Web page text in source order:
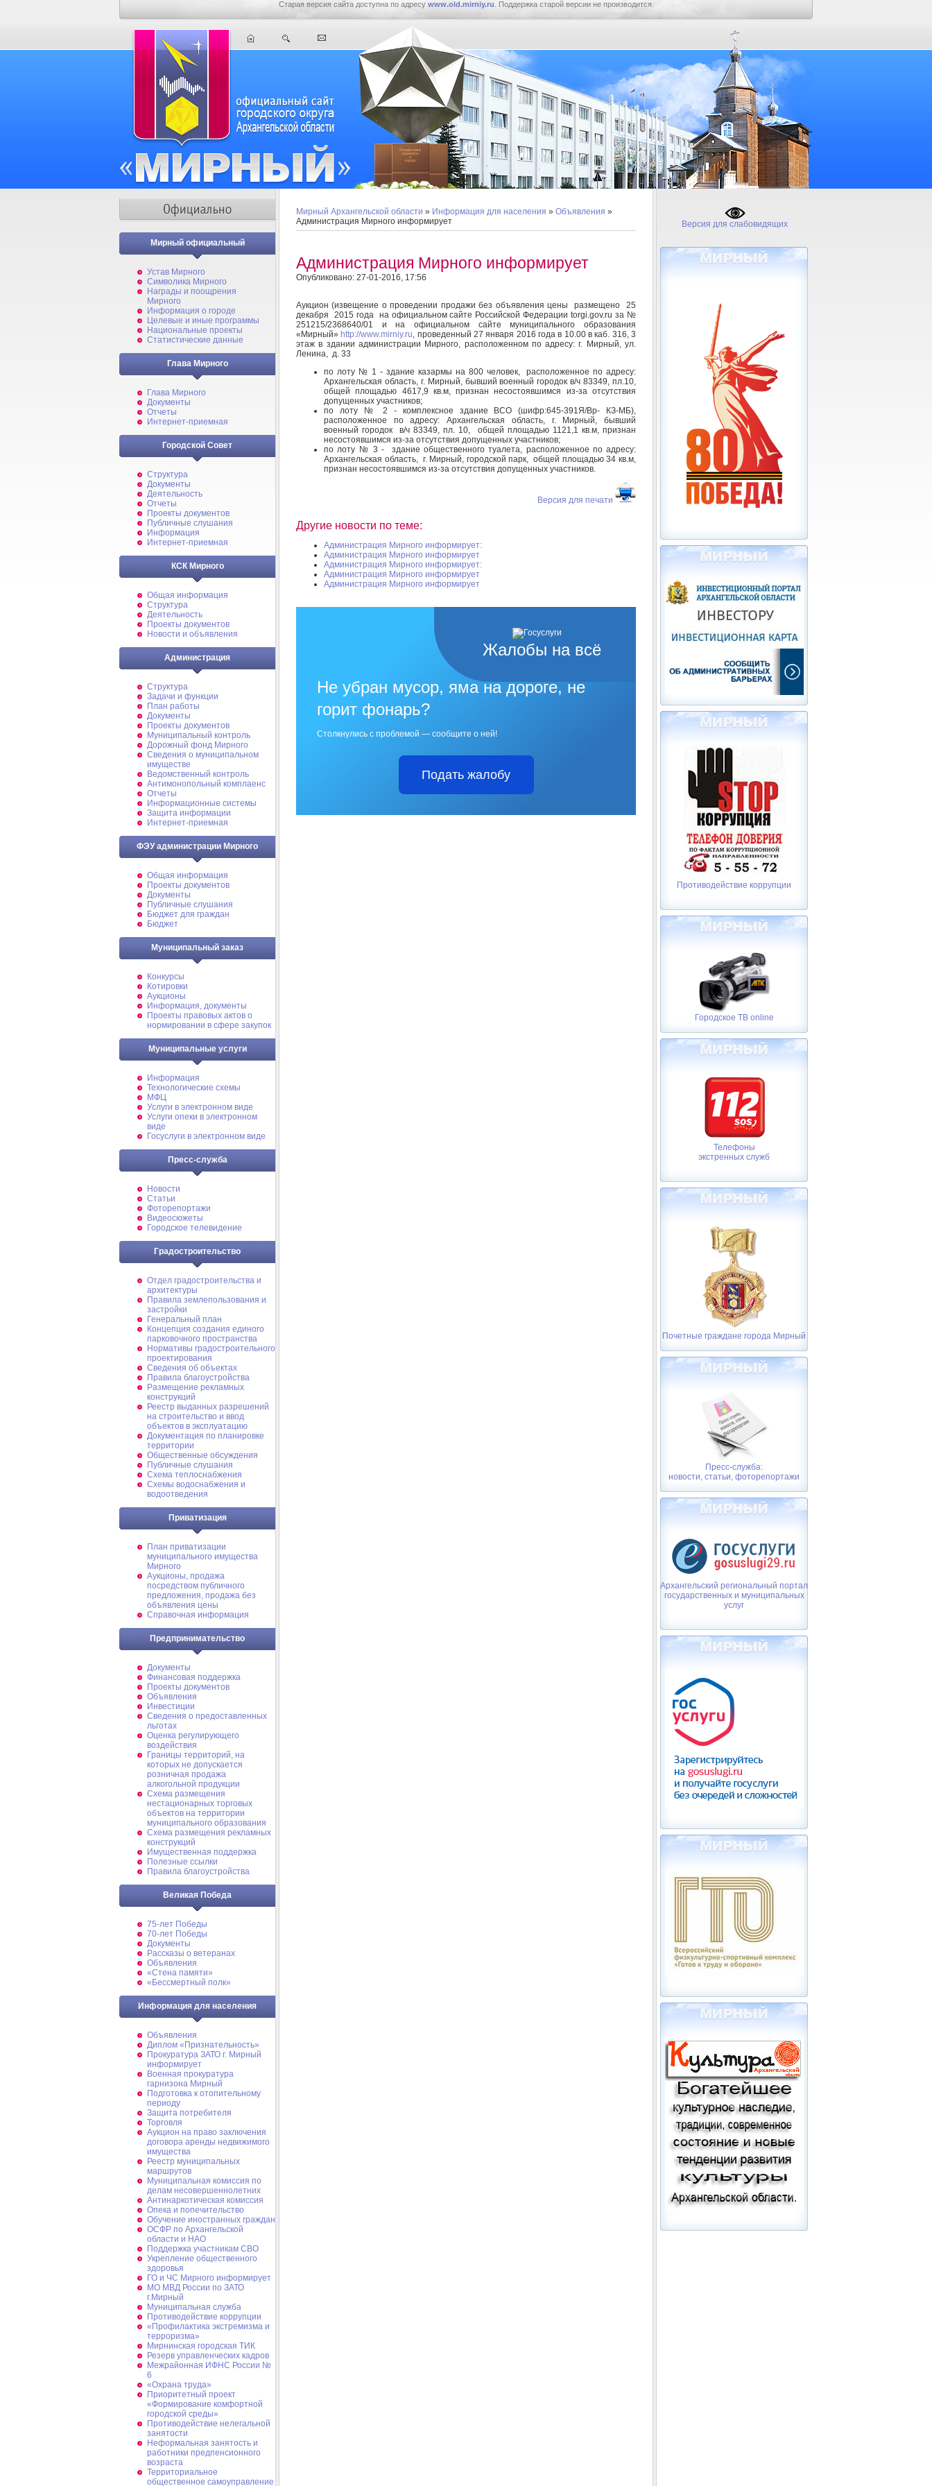
Старая версия сайта доступна по адресу www.old.mirniy.ru . Поддержка старой версии не производится.
Мирный официальный
Устав Мирного
Символика Мирного
Награды и поощрения
Мирного
Информация о городе
Целевые и иные программы
Национальные проекты
Статистические данные
Глава Мирного
Глава Мирного
Документы
Отчеты
Интернет-приемная
Городской Совет
Структура
Документы
Деятельность
Отчеты
Проекты документов
Публичные слушания
Информация
Интернет-приемная
КСК Мирного
Общая информация
Структура
Деятельность
Проекты документов
Новости и объявления
Администрация
Структура
Задачи и функции
План работы
Документы
Проекты документов
Муниципальный контроль
Дорожный фонд Мирного
Cведения о муниципальном
имуществе
Ведомственный контроль
Антимонопольный комплаенс
Отчеты
Информационные системы
Защита информации
Интернет-приемная
ФЭУ администрации Мирного
Общая информация
Проекты документов
Документы
Публичные слушания
Бюджет для граждан
Бюджет
Муниципальный заказ
Конкурсы
Котировки
Аукционы
Информация, документы
Проекты правовых актов о
нормировании в сфере закупок
Муниципальные услуги
Информация
Технологические схемы
МФЦ
Услуги в электронном виде
Услуги опеки в электронном
виде
Госуслуги в электронном виде
Пресс-служба
Новости
Статьи
Фоторепортажи
Видеосюжеты
Городское телевидение
Градостроительство
Отдел градостроительства и
архитектуры
Правила землепользования и
застройки
Генеральный план
Концепция создания единого
парковочного пространства
Нормативы градостроительного
проектирования
Сведения об объектах
Правила благоустройства
Размещение рекламных
конструкций
Реестр выданных разрешений
на строительство и ввод
объектов в эксплуатацию
Документация по планировке
территории
Общественные обсуждения
Публичные слушания
Схема теплоснабжения
Схемы водоснабжения и
водоотведения
Приватизация
План приватизации
муниципального имущества
Мирного
Аукционы, продажа
посредством публичного
предложения, продажа без
объявления цены
Справочная информация
Предпринимательство
Документы
Финансовая поддержка
Проекты документов
Объявления
Инвестиции
Сведения о предоставленных
льготах
Оценка регулирующего
воздействия
Границы территорий, на
которых не допускается
розничная продажа
алкогольной продукции
Схема размещения
нестационарных торговых
объектов на территории
муниципального образования
Схема размещения рекламных
конструкций
Имущественная поддержка
Полезные ссылки
Правила благоустройства
Великая Победа
75-лет Победы
70-лет Победы
Документы
Рассказы о ветеранах
Объявления
«Стена памяти»
«Бессмертный полк»
Информация для населения
Объявления
Диплом «Признательность»
Прокуратура ЗАТО г. Мирный
информирует
Военная прокуратура
гарнизона Мирный
Подготовка к отопительному
периоду
Защита потребителя
Торговля
Аукцион на право заключения
договора аренды недвижимого
имущества
Реестр муниципальных
маршрутов
Муниципальная комиссия по
делам несовершеннолетних
Антинаркотическая комиссия
Опека и попечительство
Обучение иностранных граждан
ОСФР по Архангельской
области и НАО
Поддержка участникам СВО
Укрепление общественного
здоровья
ГО и ЧС Мирного информирует
МО МВД России по ЗАТО
г.Мирный
Муниципальная cлужба
Противодействие коррупции
«Профилактика экстремизма и
терроризма»
Мирнинская городская ТИК
Резерв управленческих кадров
Межрайонная ИФНС России №
6
«Охрана труда»
Приоритетный проект
«Формирование комфортной
городской среды»
Противодействие нелегальной
занятости
Неформальная занятость и
работники предпенсионного
возраста
Территориальное
общественное самоуправление
Мирный Архангельской области » Информация для населения » Объявления »
Администрация Мирного информирует
Администрация Мирного информирует
Опубликовано: 27-01-2016, 17:56
Аукцион (извещение о проведении продажи без объявления цены размещено 25
декабря 2015 года на официальном сайте Российской Федерации torgi.gov.ru за №
251215/2368640/01 и на официальном сайте муниципального образования
«Мирный»http://www.mirniy.ru, проведенный 27 января 2016 года в 10.00 в каб. 316, 3
этаж в здании администрации Мирного, расположенном по адресу: г. Мирный, ул.
Ленина, д. 33
по лоту № 1 - здание казармы на 800 человек, расположенное по адресу:
Архангельская область, г. Мирный, бывший военный городок в/ч 83349, пл.10,
общей площадью 4617,9 кв.м, признан несостоявшимся из-за отсутствия
допущенных участников;
по лоту № 2 - комплексное здание ВСО (шифр:645-391Я/Вр- КЗ-МБ),
расположенное по адресу: Архангельская область, г. Мирный, бывший
военный городок в/ч 83349, пл. 10, общей площадью 1121,1 кв.м, признан
несостоявшимся из-за отсутствия допущенных участников;
по лоту № 3 - здание общественного туалета, расположенное по адресу:
Архангельская область, г. Мирный, городской парк, общей площадью 34 кв.м,
признан несостоявшимся из-за отсутствия допущенных участников.
Версия для печати
Другие новости по теме:
Администрация Мирного информирует:
Администрация Мирного информирует
Администрация Мирного информирует:
Администрация Мирного информирует
Администрация Мирного информирует
Жалобы на всё
Не убран мусор, яма на дороге, не
горит фонарь?
Столкнулись с проблемой — сообщите о ней!
Подать жалобу
Версия для слабовидящих
Противодействие коррупции
Городское ТВ online
Телефоны
экстренных служб
Почетные граждане города Мирный
Пресс-служба:
новости, статьи, фоторепортажи
Архангельский региональный портал
государственных и муниципальных
услуг